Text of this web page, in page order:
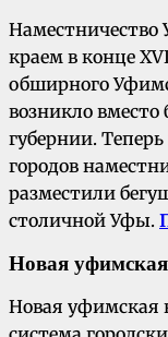
Наместничество
краем в конце
обширного
возникло
губернии.
городов
разместили
столичной Уфы.
Новая уфимская
Новая уфимская